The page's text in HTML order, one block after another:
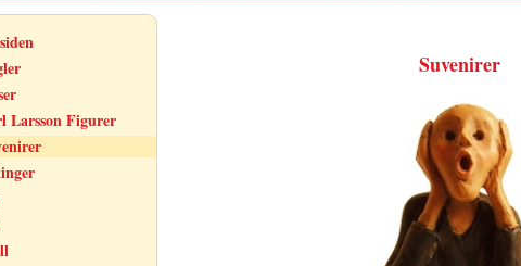
Larsson Figurer
Suvenirer